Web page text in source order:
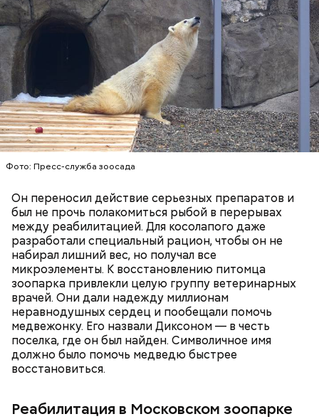
Фото: Пресс-служба зоосада
Он переносил действие серьезных препаратов и
был не прочь полакомиться рыбой в перерывах
между реабилитацией. Для косолапого даже
разработали специальный рацион, чтобы он не
набирал лишний вес, но получал все
микроэлементы. К восстановлению питомца
зоопарка привлекли целую группу ветеринарных
врачей. Они дали надежду миллионам
неравнодушных сердец и пообещали помочь
медвежонку. Его назвали Диксоном — в честь
поселка, где он был найден. Символичное имя
должно было помочь медведю быстрее
восстановиться.
Реабилитация в Московском зоопарке
— Там может содержаться огромное количество
нитратов, которое вызовет головокружение,
Также не нужно есть дыню до корки, потому что
именно там скапливаются нитраты. И важно
тщательно ее мыть, чтобы не отравиться, добавила
собеседница «ВМ».